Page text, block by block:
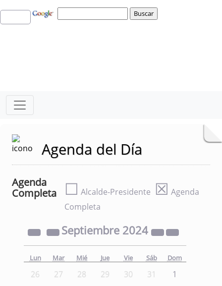
Agenda del Día
Agenda
Completa
☐ Alcalde-Presidente ☒ Agenda
Completa
Septiembre 2024
Lun Mar Mié Jue Vie Sáb Dom
26 27 28 29 30 31
1